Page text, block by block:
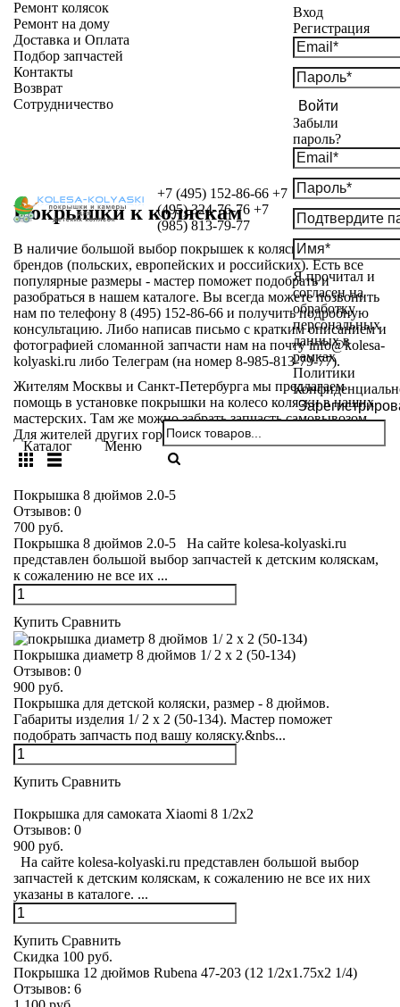
+7 (495) 152-86-66 +7
(495) 324-76-76 +7
(985) 813-79-77
Вход
Регистрация
Войти
Забыли
пароль?
Я прочитал и
согласен на
обработку
персональных
данных в
рамках
Политики
Каталог Меню
Ремонт колясок
Ремонт на дому
Доставка и Оплата
Подбор запчастей
Контакты
Возврат
Сотрудничество
Покрышки к коляскам
В наличие большой выбор покрышек к коляскам разных
брендов (польских, европейских и российских). Есть все
популярные размеры - мастер поможет подобрать и
разобраться в нашем каталоге. Вы всегда можете позвонить
нам по телефону 8 (495) 152-86-66 и получить подробную
консультацию. Либо написав письмо с кратким описанием и
фотографией сломанной запчасти нам на почту info@kolesa-
kolyaski.ru либо Телеграм (на номер 8-985-813-79-77).
Жителям Москвы и Санкт-Петербурга мы предлагаем
помощь в установке покрышки на колесо коляски в наших
мастерских. Там же можно забрать запчасть самовывозом.
Для жителей других городов действует доставка по России.
Покрышка 8 дюймов 2.0-5
Отзывов: 0
700 руб.
Покрышка 8 дюймов 2.0-5 На сайте kolesa-kolyaski.ru
представлен большой выбор запчастей к детским коляскам,
к сожалению не все их ...
Купить Сравнить
Покрышка диаметр 8 дюймов 1/ 2 х 2 (50-134)
Отзывов: 0
900 руб.
Покрышка для детской коляски, размер - 8 дюймов.
Габариты изделия 1/ 2 х 2 (50-134). Мастер поможет
подобрать запчасть под вашу коляску.&nbs...
Купить Сравнить
Покрышка для самоката Xiaomi 8 1/2x2
Отзывов: 0
900 руб.
На сайте kolesa-kolyaski.ru представлен большой выбор
запчастей к детским коляскам, к сожалению не все их них
указаны в каталоге. ...
Купить Сравнить
Скидка 100 руб.
Покрышка 12 дюймов Rubena 47-203 (12 1/2x1.75x2 1/4)
Отзывов: 6